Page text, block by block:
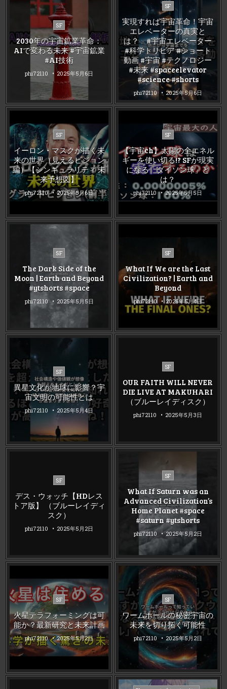
Posted
in
SF
2030年の宇宙鉱業革命：
AIで変わる未来 #宇宙鉱業
#AI技術
phi72110 2025年5月6日
Posted
in
SF
実現すれば宇宙革命！宇宙
エレベーターの真実と
は？ #宇宙エレベーター
#科学トリビア #ショート
動画 #宇宙 #テクノロジー
#未来 #spaceelevator
#science #shorts
phi72110 2025年5月6日
Posted
in
SF
イーロン・マスクが描く未
来の世界（見えるビジョン
編）【シンギュラリティ 未
来予想図】
phi72110 2025年5月6日
Posted
SF
【宇宙ch】太陽の全エネル
ギーを使い切る!? SFが現実
になる「ダイソン球」と
は？
phi72110 2025年5月5日
Posted
in
SF
The Dark Side of the
Moon | Earth and Beyond
#ytshorts #space
phi72110 2025年5月5日
Posted
SF
What If We are the Last
Civilization? | Earth and
Beyond
phi72110 2025年5月4日
Posted
in
SF
異星文化が地球に影響？宇
宙文明の可能性とは
phi72110 2025年5月4日
Posted
SF
OUR FAITH WILL NEVER
DIE LIVE AT MAKUHARI
（ブルーレイディスク）
phi72110 2025年5月3日
Posted
SF
デス・ウォッチ【HDレス
トア版】 （ブルーレイディ
スク）
phi72110 2025年5月2日
Posted
SF
What If Saturn was an
Advanced Civilization’s
Home Planet #space
#saturn #ytshorts
phi72110 2025年5月2日
Posted
in
SF
火星テラフォーミングは可
能か？最新研究と未来計画
phi72110 2025年5月2日
Posted
in
SF
ワームホールの秘密宇宙の
未来を切り拓く可能性
phi72110 2025年5月2日